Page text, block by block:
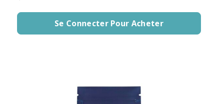
Se Connecter Pour Acheter